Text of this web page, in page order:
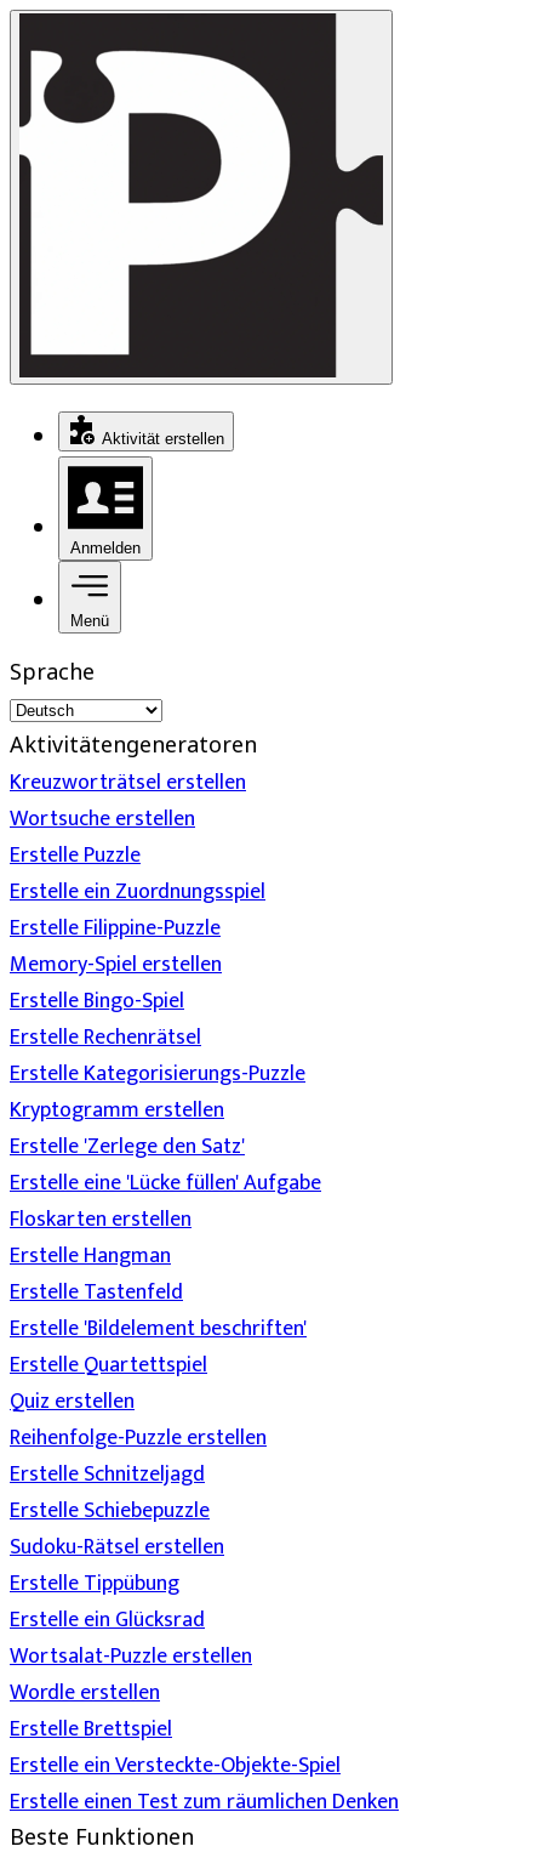
Aktivität erstellen
Anmelden
Menü
Sprache
Aktivitätengeneratoren
Kreuzworträtsel erstellen
Wortsuche erstellen
Erstelle Puzzle
Erstelle ein Zuordnungsspiel
Erstelle Filippine-Puzzle
Memory-Spiel erstellen
Erstelle Bingo-Spiel
Erstelle Rechenrätsel
Erstelle Kategorisierungs-Puzzle
Kryptogramm erstellen
Erstelle 'Zerlege den Satz'
Erstelle eine 'Lücke füllen' Aufgabe
Floskarten erstellen
Erstelle Hangman
Erstelle Tastenfeld
Erstelle 'Bildelement beschriften'
Erstelle Quartettspiel
Quiz erstellen
Reihenfolge-Puzzle erstellen
Erstelle Schnitzeljagd
Erstelle Schiebepuzzle
Sudoku-Rätsel erstellen
Erstelle Tippübung
Erstelle ein Glücksrad
Wortsalat-Puzzle erstellen
Wordle erstellen
Erstelle Brettspiel
Erstelle ein Versteckte-Objekte-Spiel
Erstelle einen Test zum räumlichen Denken
Beste Funktionen